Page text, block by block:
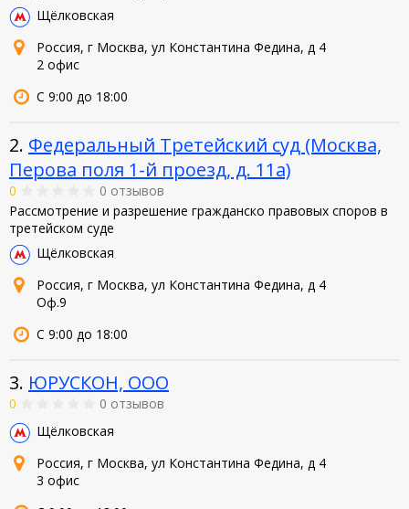
Щёлковская
Россия, г Москва, ул Константина Федина, д 4
2 офис
С 9:00 до 18:00
2. Федеральный Третейский суд (Москва,
Перова поля 1-й проезд, д. 11а)
0
0 отзывов
Рассмотрение и разрешение гражданско правовых споров в
третейском суде
Щёлковская
Россия, г Москва, ул Константина Федина, д 4
Оф.9
С 9:00 до 18:00
3. ЮРУСКОН, ООО
0
0 отзывов
Щёлковская
Россия, г Москва, ул Константина Федина, д 4
3 офис